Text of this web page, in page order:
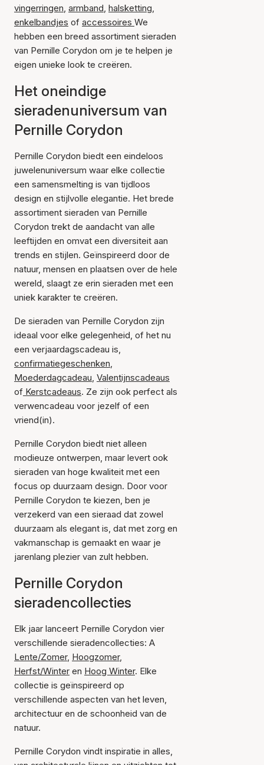
vingerringen, armband, halsketting,
enkelbandjes of accessoires We
hebben een breed assortiment sieraden
van Pernille Corydon om je te helpen je
eigen unieke look te creëren.
Het oneindige
sieradenuniversum van
Pernille Corydon
Pernille Corydon biedt een eindeloos
juwelenuniversum waar elke collectie
een samensmelting is van tijdloos
design en stijlvolle elegantie. Het brede
assortiment sieraden van Pernille
Corydon trekt de aandacht van alle
leeftijden en omvat een diversiteit aan
trends en stijlen. Geïnspireerd door de
natuur, mensen en plaatsen over de hele
wereld, slaagt ze erin sieraden met een
uniek karakter te creëren.
De sieraden van Pernille Corydon zijn
ideaal voor elke gelegenheid, of het nu
een verjaardagscadeau is,
confirmatiegeschenken,
Moederdagcadeau, Valentijnscadeaus
of Kerstcadeaus. Ze zijn ook perfect als
verwencadeau voor jezelf of een
vriend(in).
Pernille Corydon biedt niet alleen
modieuze ontwerpen, maar levert ook
sieraden van hoge kwaliteit met een
focus op duurzaam design. Door voor
Pernille Corydon te kiezen, ben je
verzekerd van een sieraad dat zowel
duurzaam als elegant is, dat met zorg en
vakmanschap is gemaakt en waar je
jarenlang plezier van zult hebben.
Pernille Corydon
sieradencollecties
Elk jaar lanceert Pernille Corydon vier
verschillende sieradencollecties: A
Lente/Zomer, Hoogzomer,
Herfst/Winter en Hoog Winter. Elke
collectie is geïnspireerd op
verschillende aspecten van het leven,
architectuur en de schoonheid van de
natuur.
Pernille Corydon vindt inspiratie in alles,